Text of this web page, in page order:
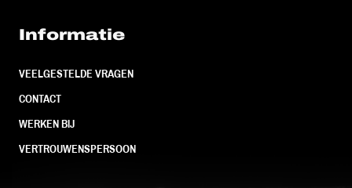
Informatie
VEELGESTELDE VRAGEN
CONTACT
WERKEN BIJ
VERTROUWENSPERSOON